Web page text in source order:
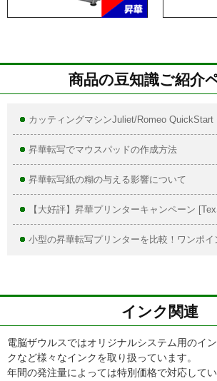
商品の豆知識ご紹介
カッティングマシンJuliet/Romeo
昇華転写でマウスパッドの作成方法
昇華転写紙の糊の与える影響について
【大好評】昇華プリンターキャンペーン
小型の昇華転写プリンターを比較！ワンポイ
インク関連
電脳ザウルスではオリジナルシステム用のイ
クなど様々なインクを取り扱っています。
年間の発注量によっては特別価格で対応して